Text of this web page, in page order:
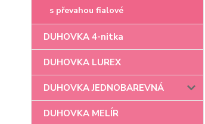
s převahou fialové
DUHOVKA 4-nitka
DUHOVKA LUREX
DUHOVKA JEDNOBAREVNÁ
DUHOVKA MELÍR